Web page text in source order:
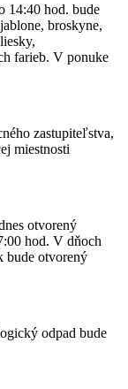
14:40 hod. bude
broskyne,
farieb. V ponuke
zastupiteľstva,
miestnosti
otvorený
hod. V dňoch
bude otvorený
odpad bude